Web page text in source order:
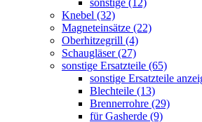
Knebel (32)
Magneteinsätze (22)
Oberhitzegrill (4)
Schaugläser (27)
sonstige Ersatzteile (65)
sonstige Ersatzteile
Blechteile (13)
Brennerrohre (29)
für Gasherde (9)